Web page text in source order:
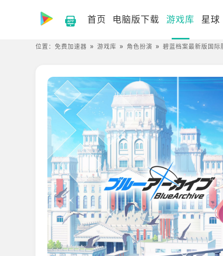
首页 电脑版下载 游戏库 星球
位置： 免费加速器 游戏库 角色扮演 碧蓝档案最新版国际